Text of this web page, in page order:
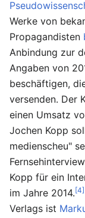
Werke von
Propagandisten
Anbindung zur
Angaben von
beschäftigen,
versenden. Der
einen Umsatz
Jochen Kopp
medienscheu"
Kopp für ein
im Jahre 2014.[4]
Verlags ist